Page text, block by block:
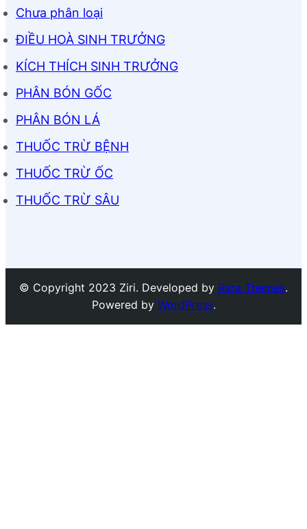
Chưa phân loại
ĐIỀU HOÀ SINH TRƯỞNG
KÍCH THÍCH SINH TRƯỞNG
PHÂN BÓN GỐC
PHÂN BÓN LÁ
THUỐC TRỪ BỆNH
THUỐC TRỪ ỐC
THUỐC TRỪ SÂU
© Copyright 2023 Ziri. Developed by Rara Themes.
Powered by WordPress.